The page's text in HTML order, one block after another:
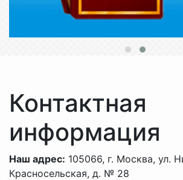
Контактная
информация
Наш адрес: 105066, г. Москва, ул.
Красносельская, д. № 28